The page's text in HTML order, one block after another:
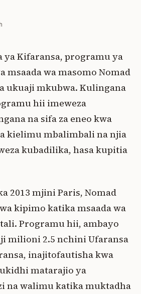
ya Kifaransa, programu ya
msaada wa masomo Nomad
ukuaji mkubwa. Kulingana
hii imeweza
na sifa za eneo kwa
kielimu mbalimbali na njia
kubadilika, hasa kupitia
2013 mjini Paris, Nomad
kipimo katika msaada wa
Programu hii, ambayo
milioni 2.5 nchini Ufaransa
inajitofautisha kwa
matarajio ya
na walimu katika muktadha